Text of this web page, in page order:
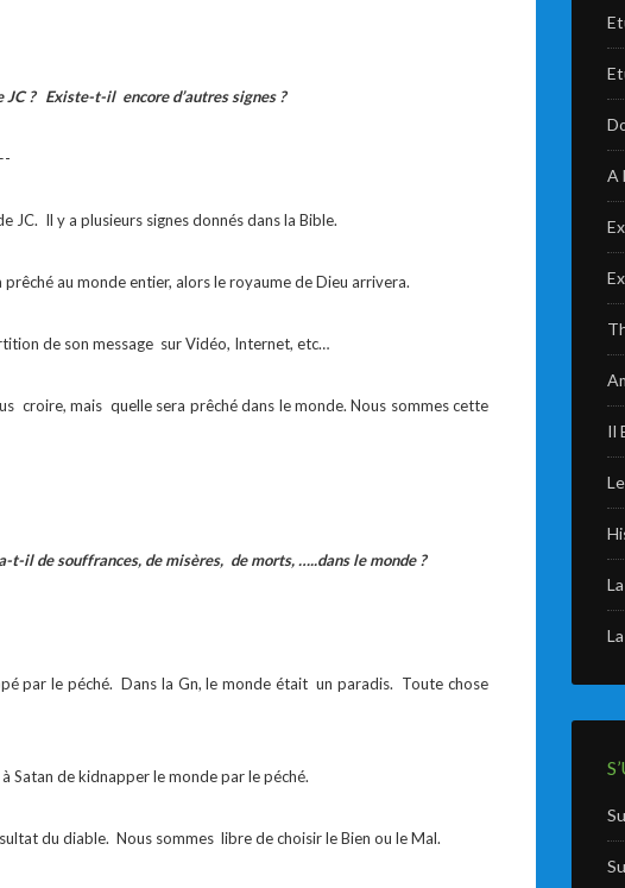
? Existe-t-il encore d’autres signes ?
JC. Il y a plusieurs signes donnés dans la Bible.
au monde entier, alors le royaume de Dieu arrivera.
de son message sur Vidéo, Internet, etc…
croire, mais quelle sera prêché dans le monde. Nous sommes cette
t-il de souffrances, de misères, de morts, …..dans le monde ?
par le péché. Dans la Gn, le monde était un paradis. Toute chose
Satan de kidnapper le monde par le péché.
du diable. Nous sommes libre de choisir le Bien ou le Mal.
A
Il